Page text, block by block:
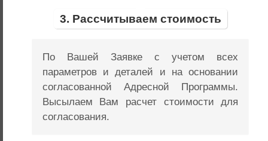
3. Рассчитываем стоимость
По Вашей Заявке с учетом всех
параметров и деталей и на основании
согласованной Адресной Программы.
Высылаем Вам расчет стоимости для
согласования.